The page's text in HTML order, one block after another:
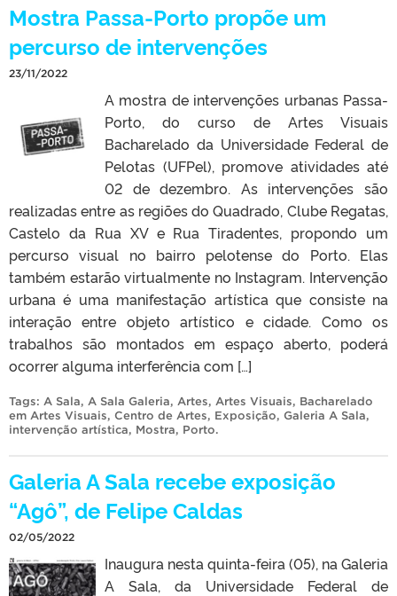
Mostra Passa-Porto propõe um
percurso de intervenções
23/11/2022
A mostra de intervenções urbanas Passa-
Porto, do curso de Artes Visuais
Bacharelado da Universidade Federal de
Pelotas (UFPel), promove atividades até
02 de dezembro. As intervenções são
realizadas entre as regiões do Quadrado, Clube Regatas,
Castelo da Rua XV e Rua Tiradentes, propondo um
percurso visual no bairro pelotense do Porto. Elas
também estarão virtualmente no Instagram. Intervenção
urbana é uma manifestação artística que consiste na
interação entre objeto artístico e cidade. Como os
trabalhos são montados em espaço aberto, poderá
ocorrer alguma interferência com […]
Tags: A Sala, A Sala Galeria, Artes, Artes Visuais, Bacharelado
em Artes Visuais, Centro de Artes, Exposição, Galeria A Sala,
intervenção artística, Mostra, Porto.
Galeria A Sala recebe exposição
“Agô”, de Felipe Caldas
02/05/2022
Inaugura nesta quinta-feira (05), na Galeria
A Sala, da Universidade Federal de